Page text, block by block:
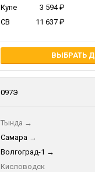
Купе
3 594
СВ
11 637
ВЫБРАТЬ
097Э
Тында →
Самара →
Волгоград-1 →
Кисловодск